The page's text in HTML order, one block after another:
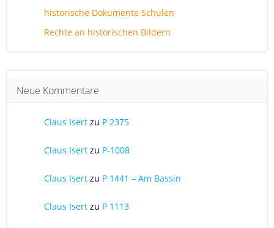
historische Dokumente Schulen
Rechte an historischen Bildern
Neue Kommentare
Claus Isert zu P 2375
Claus Isert zu P-1008
Claus Isert zu P 1441 – Am Bassin
Claus Isert zu P 1113